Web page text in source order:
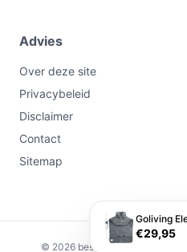
€29,95
Advies
Over deze site
Privacybeleid
Disclaimer
Contact
Sitemap
© 2026